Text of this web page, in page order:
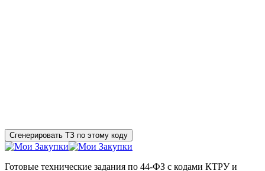
Сгенерировать ТЗ по этому коду
Готовые технические задания по 44-ФЗ с кодами КТРУ и